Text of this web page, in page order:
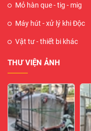
Mỏ hàn que - tig - mig
Máy hút - xử lý khi Độc
Vật tư - thiết bi khác
THƯ VIỆN ẢNH